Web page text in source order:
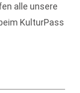
alle unsere
KulturPass